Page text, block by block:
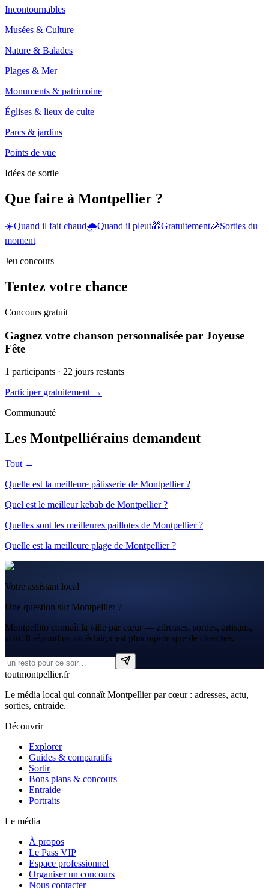
Incontournables
Musées & Culture
Nature & Balades
Plages & Mer
Monuments & patrimoine
Églises & lieux de culte
Parcs & jardins
Points de vue
Idées de sortie
Que faire à Montpellier ?
☀️Quand il fait chaud🌧️Quand il pleut🎁Gratuitement🎉Sorties du
moment
Jeu concours
Tentez votre chance
Concours gratuit
Gagnez votre chanson personnalisée par Joyeuse
Fête
1 participants · 22 jours restants
Participer gratuitement →
Communauté
Les Montpelliérains demandent
Tout →
Quelle est la meilleure pâtisserie de Montpellier ?
Quel est le meilleur kebab de Montpellier ?
Quelles sont les meilleures paillotes de Montpellier ?
Quelle est la meilleure plage de Montpellier ?
Votre assistant local
Une question sur Montpellier ?
Montpellito connaît la ville par cœur — adresses, sorties, artisans,
actu. Il répond en un éclair, c'est plus rapide que de chercher.
toutmontpellier.fr
Le média local qui connaît Montpellier par cœur : adresses, actu,
sorties, entraide.
Découvrir
Explorer
Guides & comparatifs
Sortir
Bons plans & concours
Entraide
Portraits
Le média
À propos
Le Pass VIP
Espace professionnel
Organiser un concours
Nous contacter